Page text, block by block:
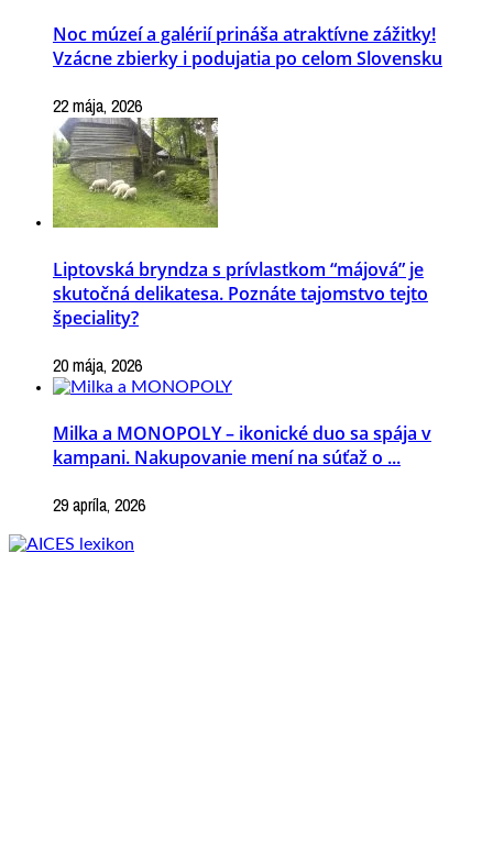
Noc múzeí a galérií prináša atraktívne zážitky!
Vzácne zbierky i podujatia po celom Slovensku
22 mája, 2026
Liptovská bryndza s prívlastkom “májová” je
skutočná delikatesa. Poznáte tajomstvo tejto
špeciality?
20 mája, 2026
Milka a MONOPOLY – ikonické duo sa spája v
kampani. Nakupovanie mení na súťaž o ...
29 apríla, 2026